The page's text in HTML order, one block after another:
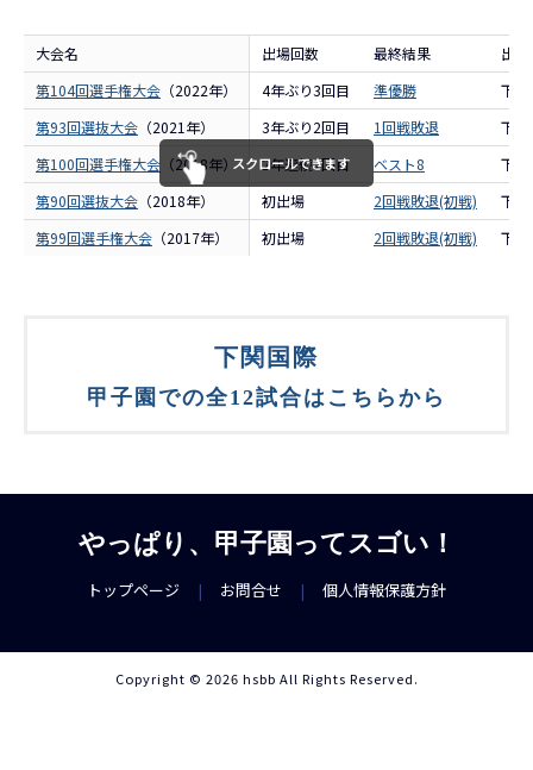
大会名 出場回数 最終結果
出
第104回選手権大会 （2022年） 4年ぶり3回目 準優勝
下関
第93回選抜大会 （2021年） 3年ぶり2回目 1回戦敗退
下関
第100回選手権大会 （2018年） 2年連続2回目 ベスト8
下関
第90回選抜大会 （2018年） 初出場 2回戦敗退(初戦)
下関
第99回選手権大会 （2017年） 初出場 2回戦敗退(初戦) 下関
スクロールできます
下関国際
甲子園での全12試合はこちらから
やっぱり、甲子園ってスゴい！
トップページ | お問合せ | 個人情報保護方針
Copyright © 2026 hsbb All Rights Reserved.